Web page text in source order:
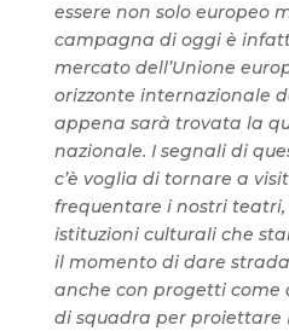
essere non solo europeo
campagna di oggi è
mercato dell’Unione
orizzonte internazionale
appena sarà trovata la
nazionale. I segnali di
c’è voglia di tornare a
frequentare i nostri
istituzioni culturali che
il momento di dare
anche con progetti come
di squadra per proiettare